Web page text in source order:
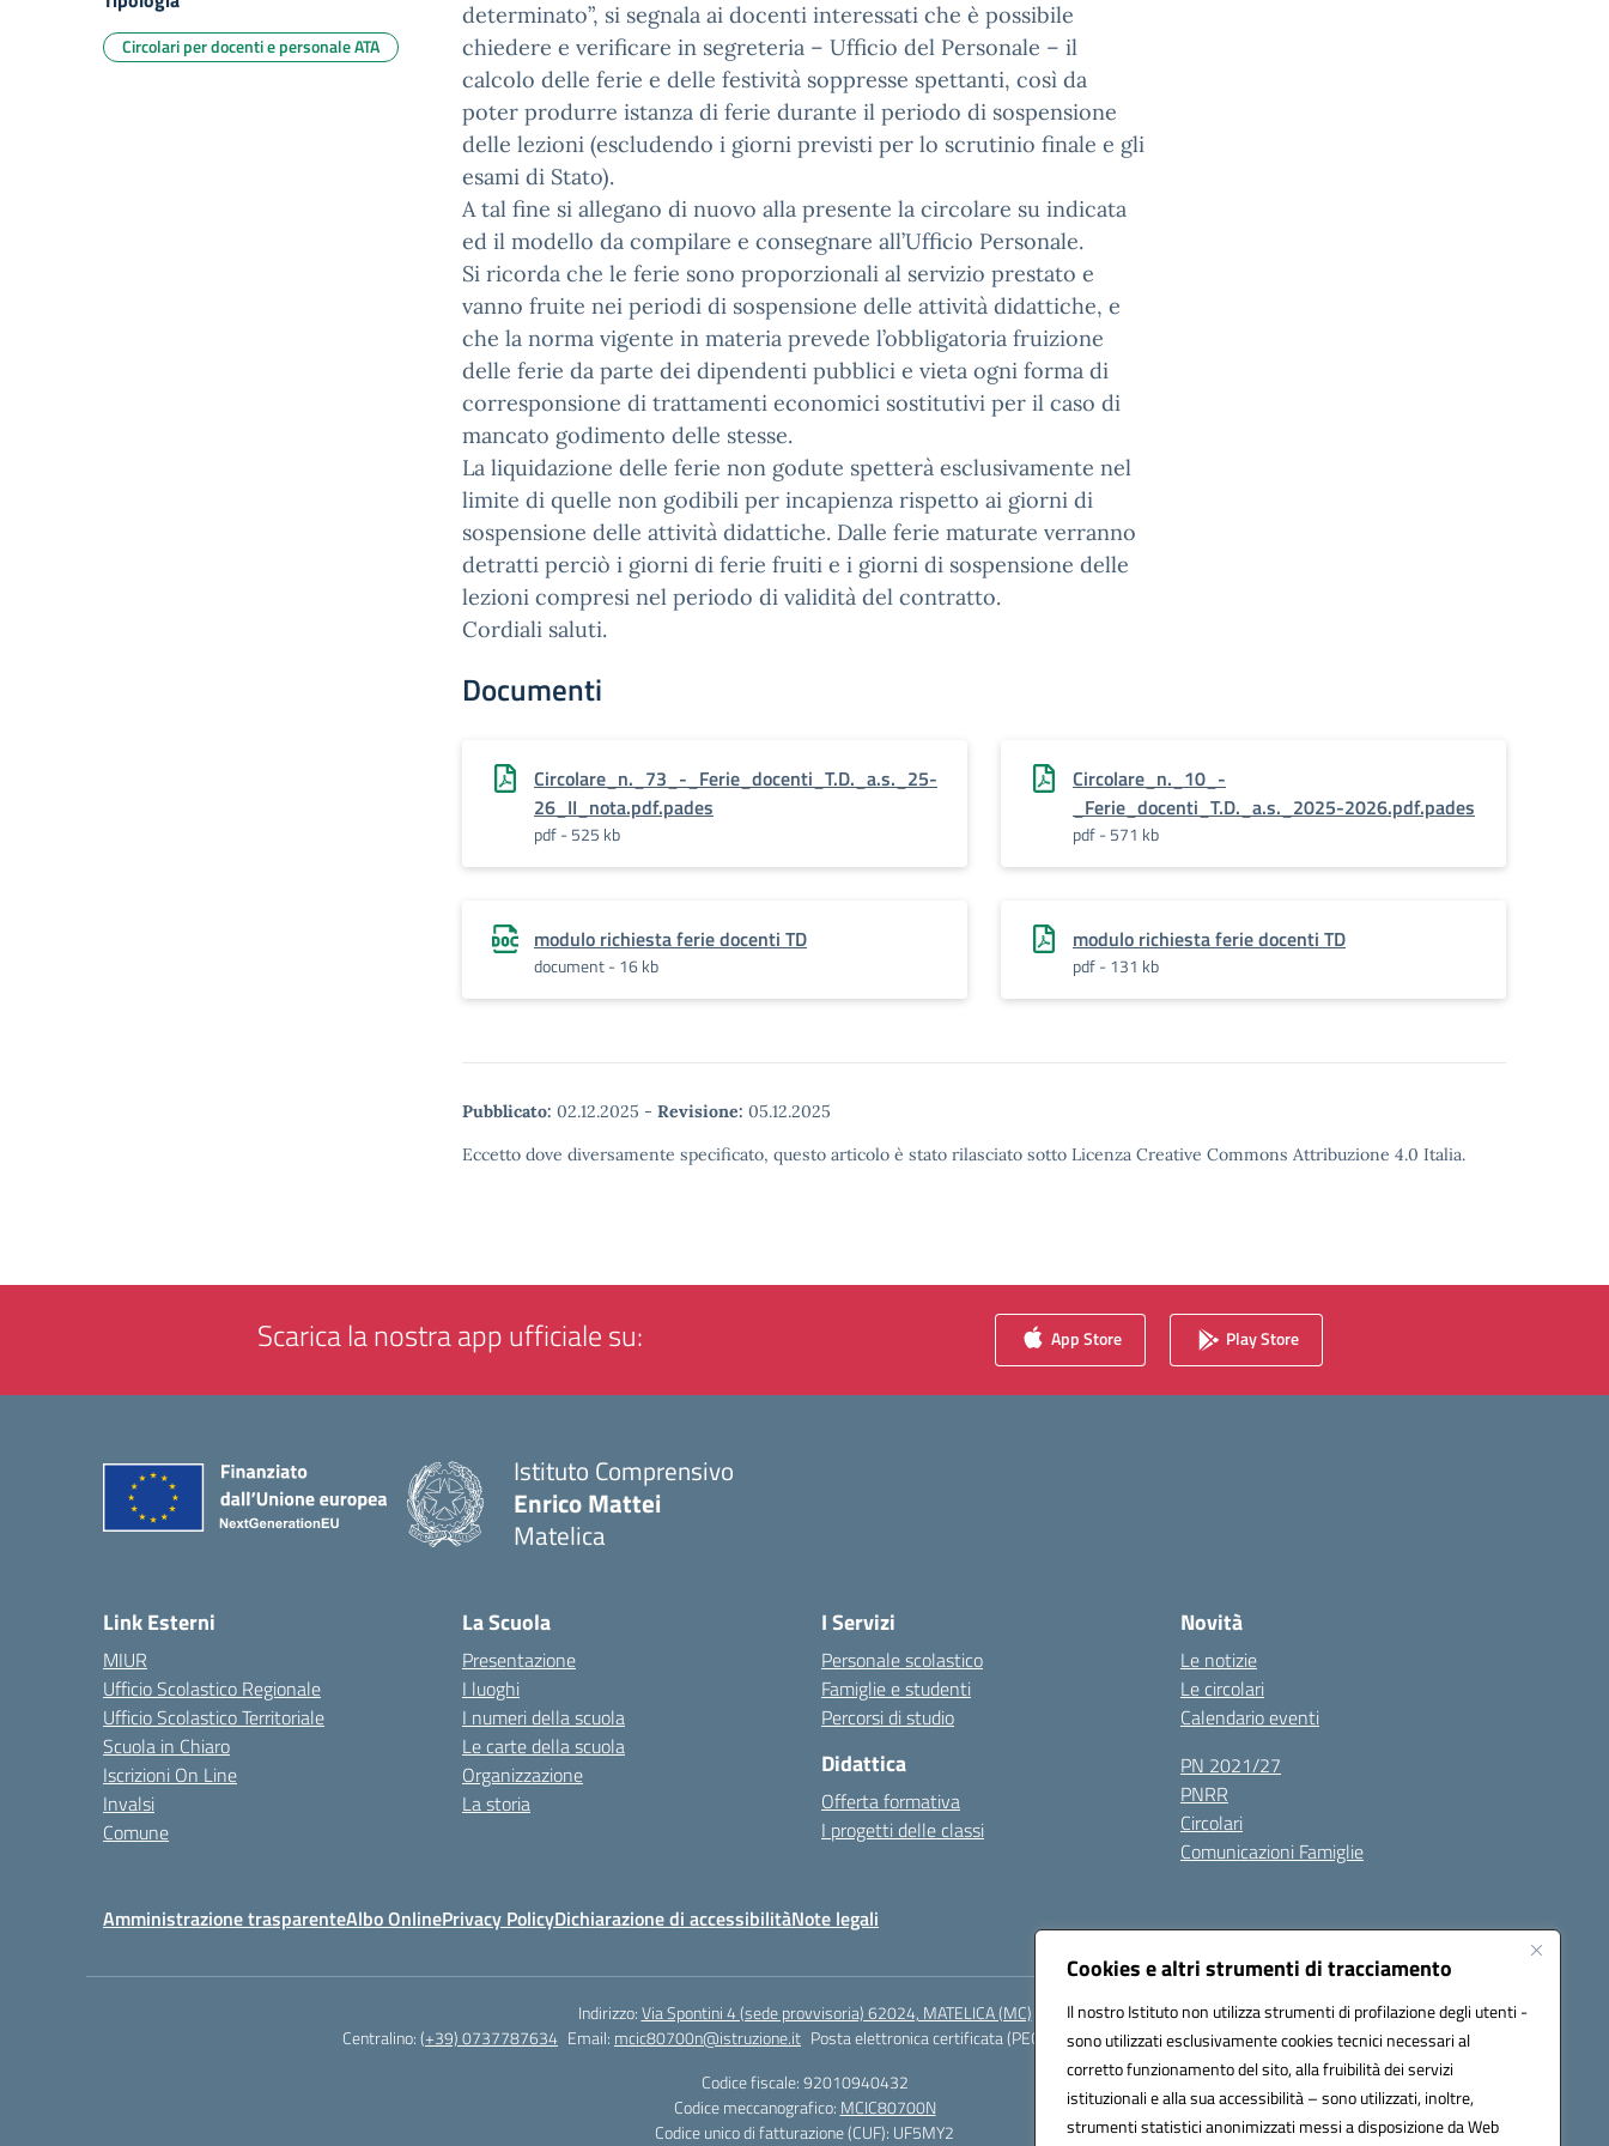
Cookies e altri strumenti di tracciamento
Il nostro Istituto non utilizza strumenti di profilazione degli utenti -
sono utilizzati esclusivamente cookies tecnici necessari al
corretto funzionamento del sito, alla fruibilità dei servizi
istituzionali e alla sua accessibilità – sono utilizzati, inoltre,
strumenti statistici anonimizzati messi a disposizione da Web
determinato”, si segnala ai docenti interessati che è possibile
chiedere e verificare in segreteria – Ufficio del Personale – il
calcolo delle ferie e delle festività soppresse spettanti, così da
poter produrre istanza di ferie durante il periodo di sospensione
delle lezioni (escludendo i giorni previsti per lo scrutinio finale e gli
esami di Stato).
A tal fine si allegano di nuovo alla presente la circolare su indicata
ed il modello da compilare e consegnare all’Ufficio Personale.
Si ricorda che le ferie sono proporzionali al servizio prestato e
vanno fruite nei periodi di sospensione delle attività didattiche, e
che la norma vigente in materia prevede l’obbligatoria fruizione
delle ferie da parte dei dipendenti pubblici e vieta ogni forma di
corresponsione di trattamenti economici sostitutivi per il caso di
mancato godimento delle stesse.
La liquidazione delle ferie non godute spetterà esclusivamente nel
limite di quelle non godibili per incapienza rispetto ai giorni di
sospensione delle attività didattiche. Dalle ferie maturate verranno
detratti perciò i giorni di ferie fruiti e i giorni di sospensione delle
lezioni compresi nel periodo di validità del contratto.
Cordiali saluti.
Documenti
Circolare_n._73_-_Ferie_docenti_T.D._a.s._25-
26_II_nota.pdf.pades
pdf - 525 kb
Circolare_n._10_-
_Ferie_docenti_T.D._a.s._2025-2026.pdf.pades
pdf - 571 kb
modulo richiesta ferie docenti TD
document - 16 kb
modulo richiesta ferie docenti TD
pdf - 131 kb
Pubblicato: 02.12.2025 - Revisione: 05.12.2025
Eccetto dove diversamente specificato, questo articolo è stato rilasciato sotto Licenza Creative Commons Attribuzione 4.0 Italia.
Circolari per docenti e personale ATA
Scarica la nostra app ufficiale su: App Store Play Store
Istituto Comprensivo
Enrico Mattei
Matelica
Link Esterni
MIUR
Ufficio Scolastico Regionale
Ufficio Scolastico Territoriale
Scuola in Chiaro
Iscrizioni On Line
Invalsi
Comune
La Scuola
Presentazione
I luoghi
I numeri della scuola
Le carte della scuola
Organizzazione
La storia
I Servizi
Personale scolastico
Famiglie e studenti
Percorsi di studio
Didattica
Offerta formativa
I progetti delle classi
Novità
Le notizie
Le circolari
Calendario eventi
PN 2021/27
PNRR
Circolari
Comunicazioni Famiglie
Amministrazione trasparenteAlbo OnlinePrivacy PolicyDichiarazione di accessibilitàNote legali
Indirizzo:Via Spontini 4 (sede provvisoria) 62024, MATELICA (MC)
Centralino:(+39) 0737787634 Email: mcic80700n@istruzione.it Posta elettronica certificata (PEC):
mcic80700n@pec.istruzione.it
Codice fiscale: 92010940432
Codice meccanografico: MCIC80700N
Codice unico di fatturazione (CUF): UF5MY2